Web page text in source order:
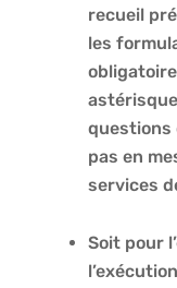
recueil
les
questions
pas en
services
Soit pour